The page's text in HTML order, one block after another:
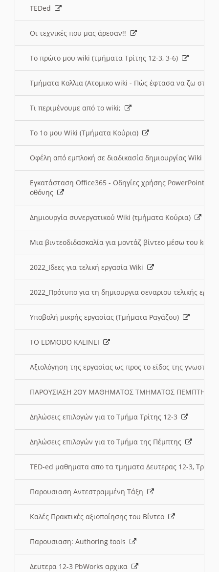
TEDed
Οι τεχνικές που μας άρεσαν!!
Το πρώτο μου wiki (τμήματα Τρίτης 12-3, 3-6)
Τμήματα Κολλια (Ατομικο wiki - Πώς έφτασα να ζω στην
Τι περιμένουμε από το wiki;
Το 1ο μου Wiki (Τμήματα Κούρια)
Οφέλη από εμπλοκή σε διαδικασία δημιουργίας Wiki
Εγκατάσταση Office365 - Οδηγίες χρήσης PowerPoint
οθόνης
Δημιουργία συνεργατικού Wiki (τμήματα Κούρια)
Μια βιντεοδιδασκαλία για μοντάζ βίντεο μέσω του
2022_Ιδεες για τελική εργασία Wiki
2022_Πρότυπο για τη δημιουργια σεναριου τελικής
Υποβολή μικρής εργασίας (Τμήματα Ραγάζου)
ΤΟ EDMODO ΚΛΕΙΝΕΙ
Αξιολόγηση της εργασίας ως προς το είδος της
ΠΑΡΟΥΣΙΑΣΗ 2ΟΥ ΜΑΘΗΜΑΤΟΣ ΤΜΗΜΑΤΟΣ
Δηλώσεις επιλογών για το Τμήμα Τρίτης 12-3
Δηλώσεις επιλογών για το Τμήμα της Πέμπτης
TED-ed μαθηματα απο τα τμηματα Δευτερας 12-3,
Παρουσιαση Αντεστραμμένη Τάξη
Καλές Πρακτικές αξιοποίησης του Βίντεο
Παρουσιαση: Authoring tools
Δευτερα 12-3 PbWorks αρχικα